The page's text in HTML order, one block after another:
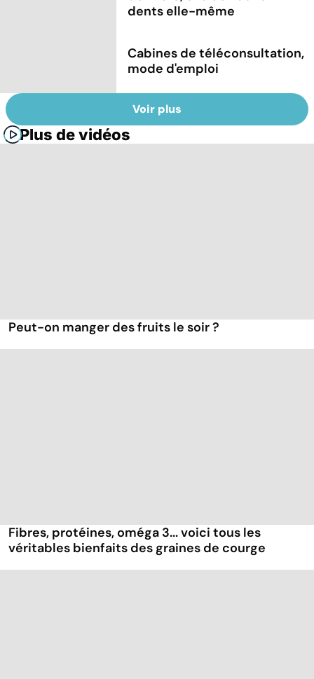
dents elle-même
Cabines de téléconsultation,
mode d'emploi
Voir plus
Plus de vidéos
Peut-on manger des fruits le soir ?
Fibres, protéines, oméga 3... voici tous les
véritables bienfaits des graines de courge